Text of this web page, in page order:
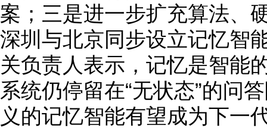
案；三是进一步扩充算法、
深圳与北京同步设立记忆智
关负责人表示，记忆是智能
系统仍停留在“无状态”的问
义的记忆智能有望成为下一